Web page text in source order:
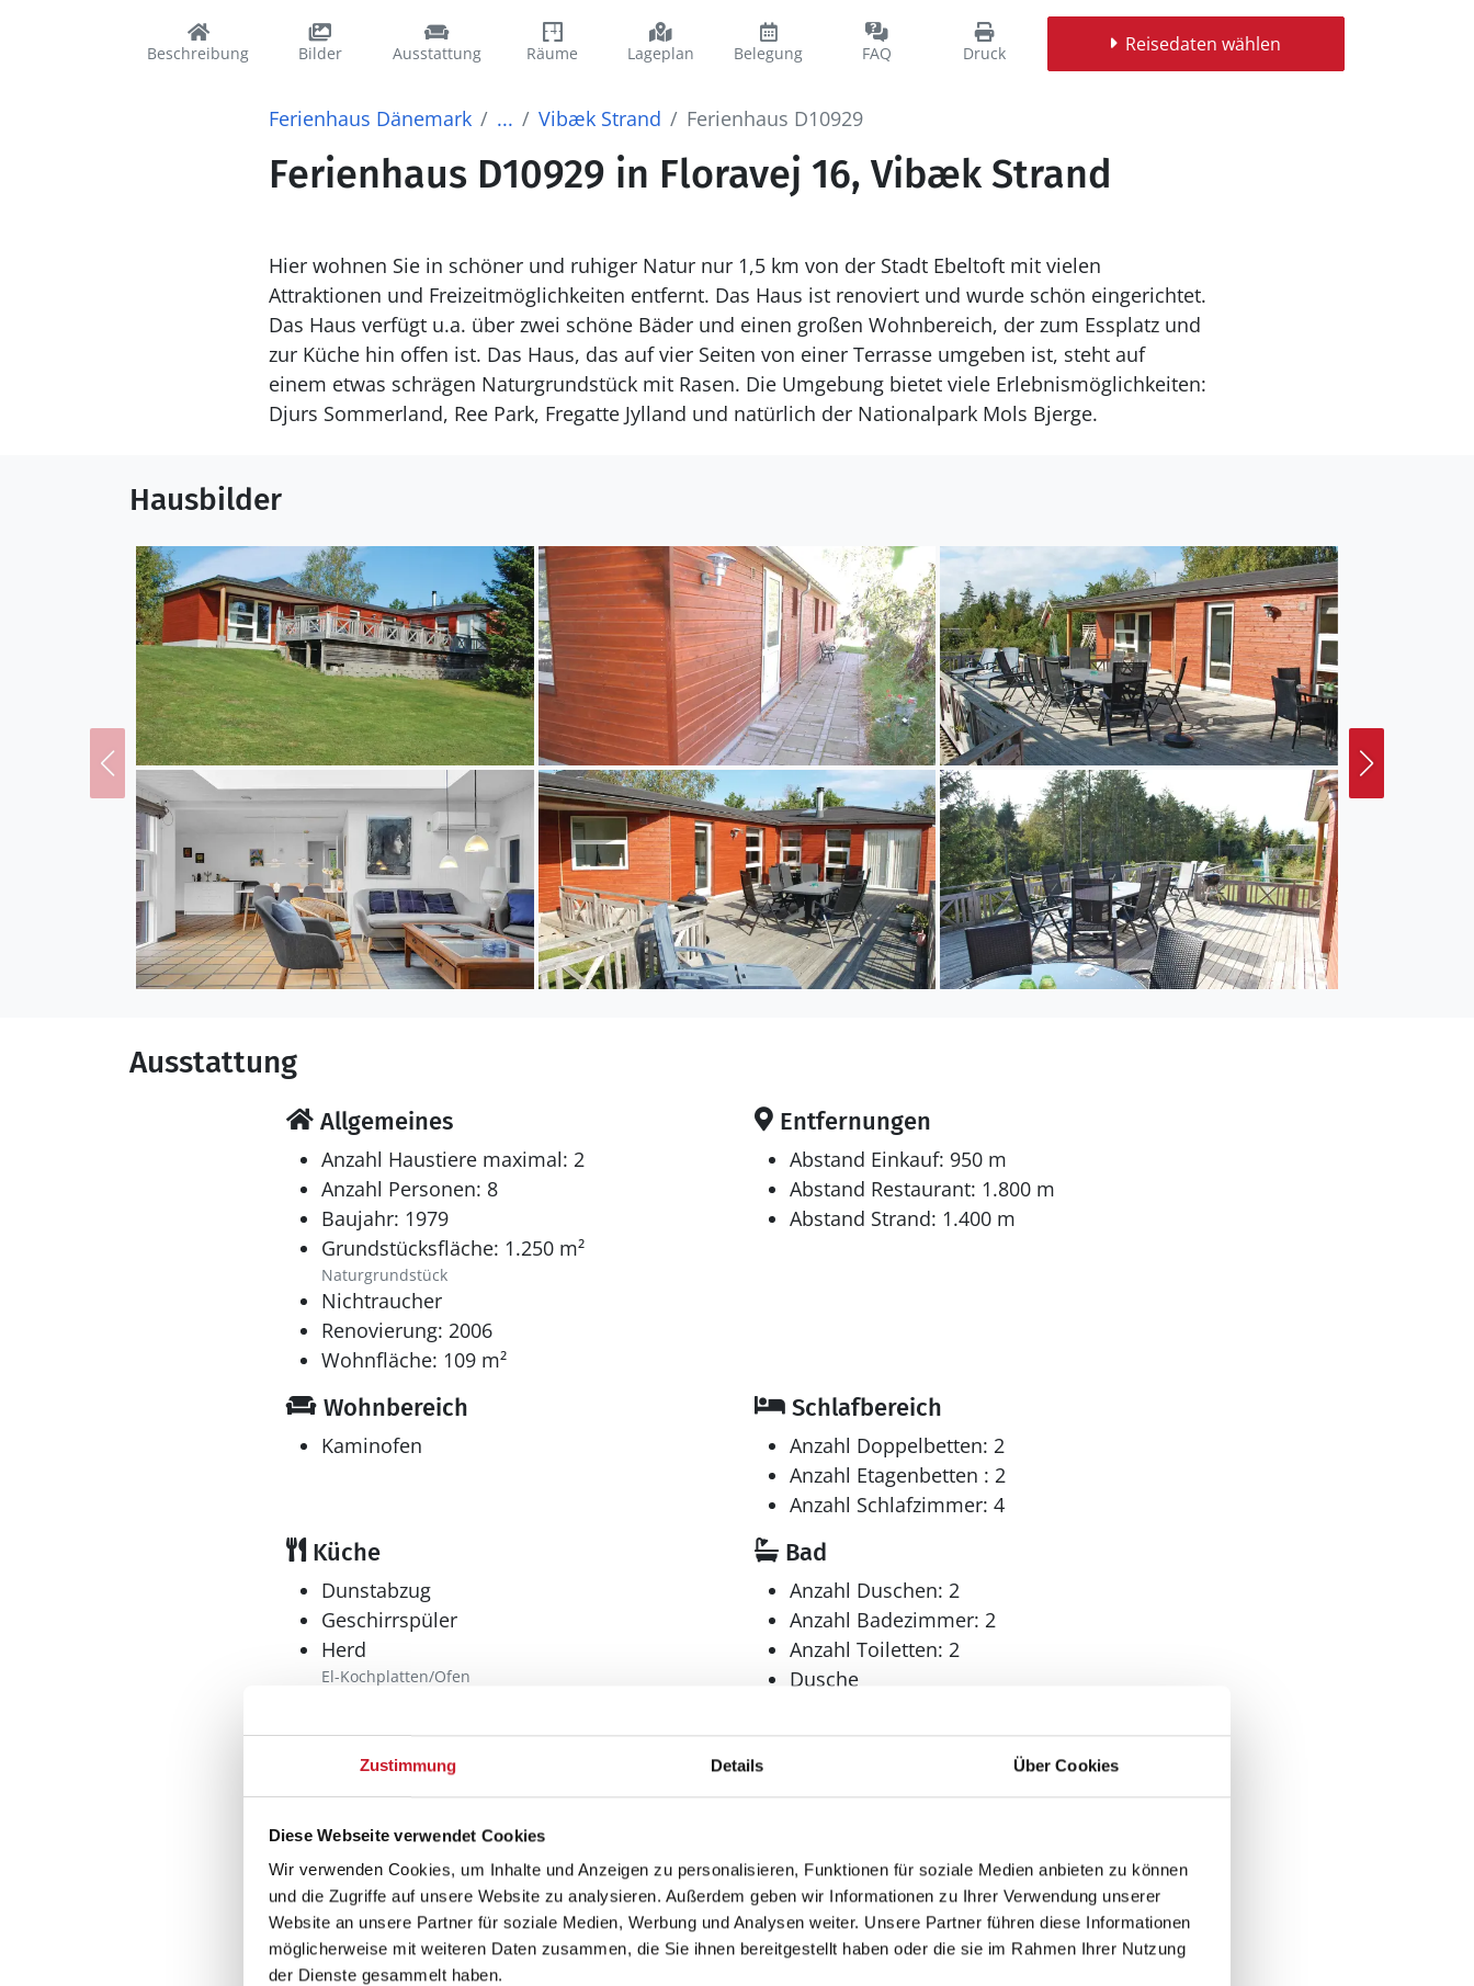
Zustimmung Details Über Cookies
Diese Webseite verwendet Cookies
Wir verwenden Cookies, um Inhalte und Anzeigen zu personalisieren, Funktionen für soziale Medien anbieten zu können
und die Zugriffe auf unsere Website zu analysieren. Außerdem geben wir Informationen zu Ihrer Verwendung unserer
Website an unsere Partner für soziale Medien, Werbung und Analysen weiter. Unsere Partner führen diese Informationen
möglicherweise mit weiteren Daten zusammen, die Sie ihnen bereitgestellt haben oder die sie im Rahmen Ihrer Nutzung
der Dienste gesammelt haben.
Beschreibung Bilder Ausstattung Räume Lageplan Belegung FAQ Druck Reisedaten wählen
Ferienhaus Dänemark ... Vibæk Strand Ferienhaus D10929
Ferienhaus D10929 in Floravej 16, Vibæk Strand
Hier wohnen Sie in schöner und ruhiger Natur nur 1,5 km von der Stadt Ebeltoft mit vielen
Attraktionen und Freizeitmöglichkeiten entfernt. Das Haus ist renoviert und wurde schön eingerichtet.
Das Haus verfügt u.a. über zwei schöne Bäder und einen großen Wohnbereich, der zum Essplatz und
zur Küche hin offen ist. Das Haus, das auf vier Seiten von einer Terrasse umgeben ist, steht auf
einem etwas schrägen Naturgrundstück mit Rasen. Die Umgebung bietet viele Erlebnismöglichkeiten:
Djurs Sommerland, Ree Park, Fregatte Jylland und natürlich der Nationalpark Mols Bjerge.
Hausbilder
Ausstattung
Allgemeines
Anzahl Haustiere maximal: 2
Anzahl Personen: 8
Baujahr: 1979
Grundstücksfläche: 1.250 m²
Naturgrundstück
Nichtraucher
Renovierung: 2006
Wohnfläche: 109 m²
Entfernungen
Abstand Einkauf: 950 m
Abstand Restaurant: 1.800 m
Abstand Strand: 1.400 m
Wohnbereich
Kaminofen
Schlafbereich
Anzahl Doppelbetten: 2
Anzahl Etagenbetten : 2
Anzahl Schlafzimmer: 4
Küche
Dunstabzug
Geschirrspüler
Herd
El-Kochplatten/Ofen
Kühlschrank
Mikrowelle
Tiefkühler: 60 l
Bad
Anzahl Duschen: 2
Anzahl Badezimmer: 2
Anzahl Toiletten: 2
Dusche
Wellness
Sauna
Whirlpool
Multimedia
Deutsches Fernsehen
DVD-Player
Internet